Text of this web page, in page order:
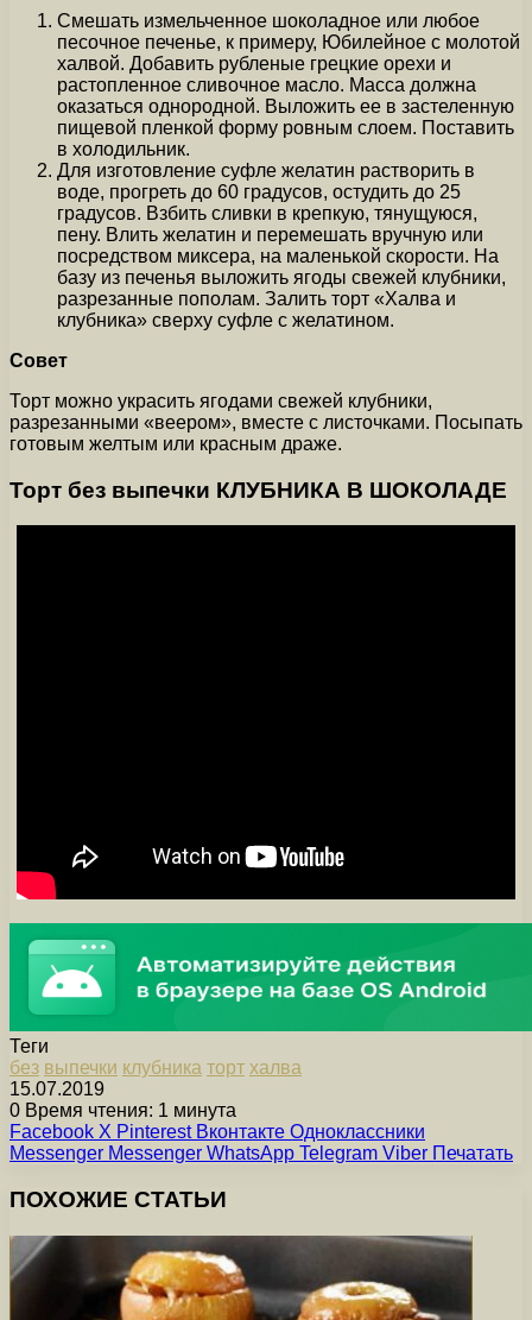
Смешать измельченное шоколадное или любое
песочное печенье, к примеру, Юбилейное с молотой
халвой. Добавить рубленые грецкие орехи и
растопленное сливочное масло. Масса должна
оказаться однородной. Выложить ее в застеленную
пищевой пленкой форму ровным слоем. Поставить
в холодильник.
Для изготовление суфле желатин растворить в
воде, прогреть до 60 градусов, остудить до 25
градусов. Взбить сливки в крепкую, тянущуюся,
пену. Влить желатин и перемешать вручную или
посредством миксера, на маленькой скорости. На
базу из печенья выложить ягоды свежей клубники,
разрезанные пополам. Залить торт «Халва и
клубника» сверху суфле с желатином.
Совет
Торт можно украсить ягодами свежей клубники,
разрезанными «веером», вместе с листочками. Посыпать
готовым желтым или красным драже.
Торт без выпечки КЛУБНИКА В ШОКОЛАДЕ
Теги
без выпечки клубника торт халва
15.07.2019
0 Время чтения: 1 минута
Facebook X Pinterest Вконтакте Одноклассники
Messenger Messenger WhatsApp Telegram Viber Печатать
ПОХОЖИЕ СТАТЬИ